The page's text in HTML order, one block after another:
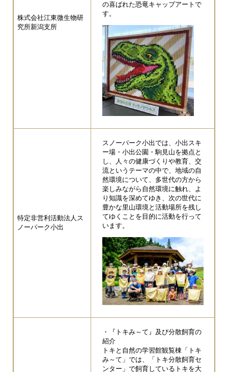
株式会社江東微生物研
究所新潟支所
の喜ばれた恐竜キャップアートで
す。
特定非営利活動法人ス
ノーパーク小出
スノーパーク小出では、小出スキ
ー場・小出公園・駒見山を拠点と
し、人々の健康づくりや教育、交
流というテーマの中で、地域の自
然環境について、多世代の方から
楽しみながら自然環境に触れ、よ
り知識を深めてゆき、次の世代に
豊かな里山環境と活動場所を残し
てゆくことを目的に活動を行って
います。
・『トキみ～て』及び分散飼育の
紹介
​トキと自然の学習館観覧棟「トキ
み～て」では、「トキ分散飼育セ
ンター」で飼育しているトキを大